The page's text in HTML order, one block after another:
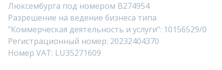
Люксембурга под номером B274954
Разрешение на ведение бизнеса типа
"Коммерческая деятельность и услуги": 10156529/0
Регистрационный номер: 20232404370
Номер VAT: LU35271609